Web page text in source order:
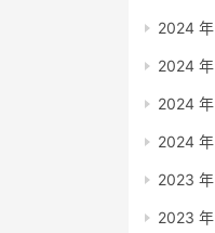
2024
2024
2024
2024 年
2023
2023 年